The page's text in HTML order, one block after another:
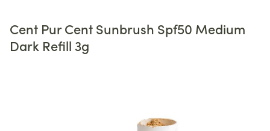
Cent Pur Cent Sunbrush Spf50 Medium
Dark Refill 3g